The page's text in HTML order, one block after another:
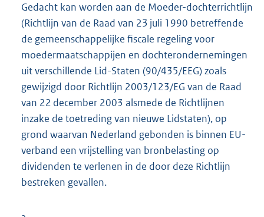
Gedacht kan worden aan de Moeder-dochterrichtlijn
(Richtlijn van de Raad van 23 juli 1990 betreffende
de gemeenschappe­lijke fiscale regeling voor
moedermaatschappijen en dochterondernemingen
uit verschillende Lid-Staten (90/435/EEG) zoals
gewijzigd door Richtlijn 2003/123/EG van de Raad
van 22 december 2003 alsmede de Richtlijnen
inzake de toetreding van nieuwe Lidstaten), op
grond waarvan Nederland gebonden is binnen EU-
verband een vrijstelling van bronbelasting op
dividenden te verlenen in de door deze Richtlijn
bestreken gevallen.